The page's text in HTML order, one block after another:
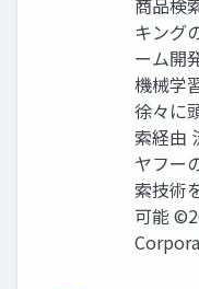
商品検
キング
ーム開
機械学
徐々に
索経由
ヤフー
索技術
可能